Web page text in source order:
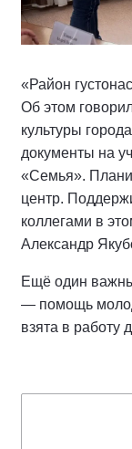
«Район
Об этом
культуры
документы на
«Семья».
центр.
коллегами в
Александр
Ещё один
— помощь
взята в работу